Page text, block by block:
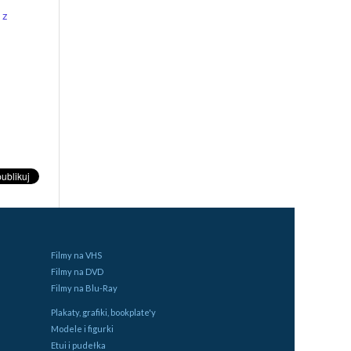
Filmy na VHS
Filmy na DVD
Filmy na Blu-Ray
Plakaty, grafiki, bookplate'y
Modele i figurki
Etui i pudełka